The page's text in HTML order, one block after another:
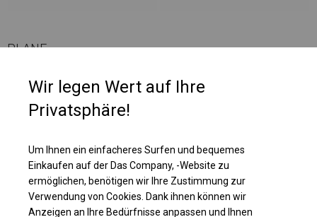
PLANE
Każda ze ścian jest wyposażona we wbudowaną siatkę przepuszczającą
powietrze. Nad każdym z takich siateczkowych okien znajduje się roleta,
która na całej długości posiada rzepy. Rzepy te, po rozwinięciu rolety
namioty z takimi ściankami można wykorzystywać w dwojaki sposób - i
jako namioty imprezowe czy ogrodowe, ustawiając w środku stoliki i
krzesła, i jako składziki do magazynowania.
Wir legen Wert auf Ihre
Privatsphäre!
Um Ihnen ein einfacheres Surfen und bequemes
Einkaufen auf der Das Company, -Website zu
ermöglichen, benötigen wir Ihre Zustimmung zur
Verwendung von Cookies. Dank ihnen können wir
Anzeigen an Ihre Bedürfnisse anpassen und Ihnen